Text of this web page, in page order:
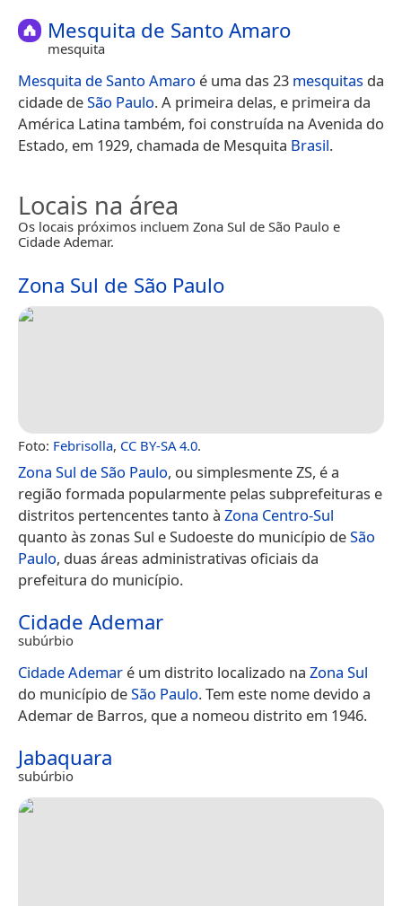
Mesquita de Santo Amaro
mesquita
Mesquita de Santo Amaro é uma das 23 mesquitas da
cidade deSão Paulo. A primeira delas, e primeira da
América Latina também, foi construída na Avenida do
Estado, em 1929, chamada de Mesquita Brasil.
Locais na área
Os locais próximos incluem Zona Sul de São Paulo e
Cidade Ademar.
Zona Sul de São Paulo
Foto: Febrisolla, CC BY-SA 4.0.
Zona Sul de São Paulo, ou simplesmente ZS, é a
região formada popularmente pelas subprefeituras e
distritos pertencentes tanto à Zona Centro-Sul
quanto às zonas Sul e Sudoeste do município deSão
Paulo, duas áreas administrativas oficiais da
prefeitura do município.
Cidade Ademar
subúrbio
Cidade Ademar é um distrito localizado na Zona Sul
do município deSão Paulo. Tem este nome devido a
Ademar de Barros, que a nomeou distrito em 1946.
Jabaquara
subúrbio